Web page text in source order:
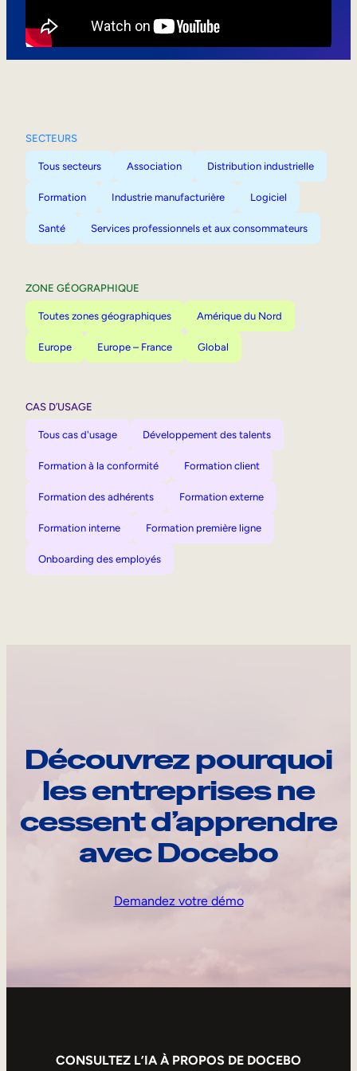
SECTEURS
Tous secteurs Association Distribution industrielle
Formation Industrie manufacturière Logiciel
Santé Services professionnels et aux consommateurs
ZONE GÉOGRAPHIQUE
Toutes zones géographiques Amérique du Nord
Europe Europe – France Global
CAS D’USAGE
Tous cas d'usage Développement des talents
Formation à la conformité Formation client
Formation des adhérents Formation externe
Formation interne Formation première ligne
Onboarding des employés
Découvrez pourquoi
les entreprises ne
cessent d’apprendre
avec Docebo
Demandez votre démo
CONSULTEZ L’IA À PROPOS DE DOCEBO